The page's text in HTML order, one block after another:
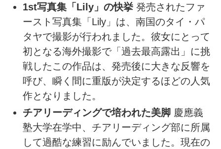
1st写真集「Lily」の快挙 発売されたファ
ースト写真集「Lily」は、南国のタイ・パ
タヤで撮影が行われました。彼女にとって
初となる海外撮影で「過去最高露出」に挑
戦したこの作品は、発売後に大きな反響を
呼び、瞬く間に重版が決定するほどの人気
作となりました。
チアリーディングで培われた美脚 慶應義
塾大学在学中、チアリーディング部に所属
して過酷な練習に励んでいました。現在の